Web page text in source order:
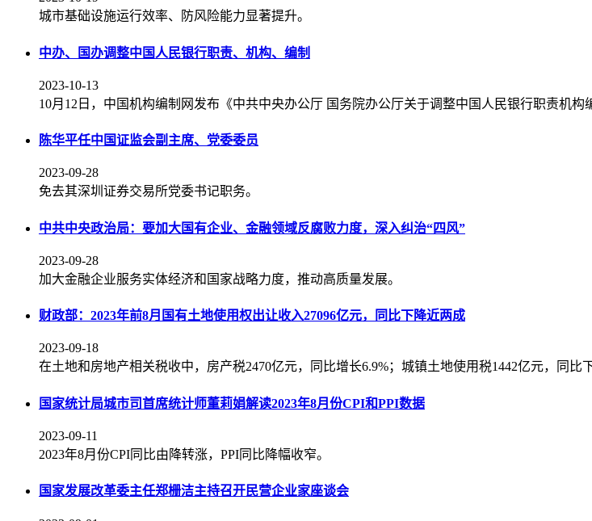
城市基础设施运行效率、防风险能力显著提升。
中办、国办调整中国人民银行职责、机构、编制
2023-10-13
10月12日，中国机构编制网发布《中共中央办公厅 国务院办公厅关于调整中国人民银行职责机构
陈华平任中国证监会副主席、党委委员
2023-09-28
免去其深圳证券交易所党委书记职务。
中共中央政治局：要加大国有企业、金融领域反腐败力度，深入纠治“四风”
2023-09-28
加大金融企业服务实体经济和国家战略力度，推动高质量发展。
财政部：2023年前8月国有土地使用权出让收入27096亿元，同比下降近两成
2023-09-18
在土地和房地产相关税收中，房产税2470亿元，同比增长6.9%；城镇土地使用税1442亿元，同比
国家统计局城市司首席统计师董莉娟解读2023年8月份CPI和PPI数据
2023-09-11
2023年8月份CPI同比由降转涨，PPI同比降幅收窄。
国家发展改革委主任郑栅洁主持召开民营企业家座谈会